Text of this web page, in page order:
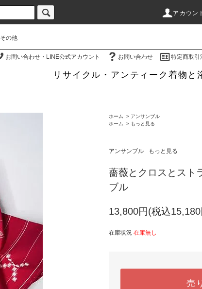
アカウン
その他
お問い合わせ・LINE公式アカウント お問い合わせ 特定商取引
リサイクル・アンティーク着物と
ホーム > アンサンブル
ホーム
> もっと見る
アンサンブル もっと見る
薔薇とクロスとスト
ブル
13,800円(税込
在庫状況 在庫無し
売